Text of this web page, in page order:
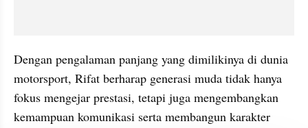
Dengan pengalaman panjang yang dimilikinya di dunia
motorsport, Rifat berharap generasi muda tidak hanya
fokus mengejar prestasi, tetapi juga mengembangkan
kemampuan komunikasi serta membangun karakter